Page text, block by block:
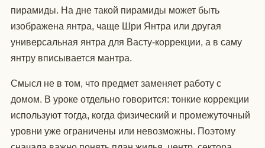
пирамиды. На дне такой пирамиды может быть
изображена янтра, чаще Шри Янтра или другая
универсальная янтра для Васту-коррекции, а в саму
янтру вписывается мантра.
Смысл не в том, что предмет заменяет работу с
домом. В уроке отдельно говорится: тонкие коррекции
используют тогда, когда физический и промежуточный
уровни уже ограничены или невозможны. Поэтому